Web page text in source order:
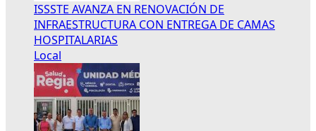
ISSSTE AVANZA EN RENOVACIÓN DE
INFRAESTRUCTURA CON ENTREGA DE CAMAS
HOSPITALARIAS
Local